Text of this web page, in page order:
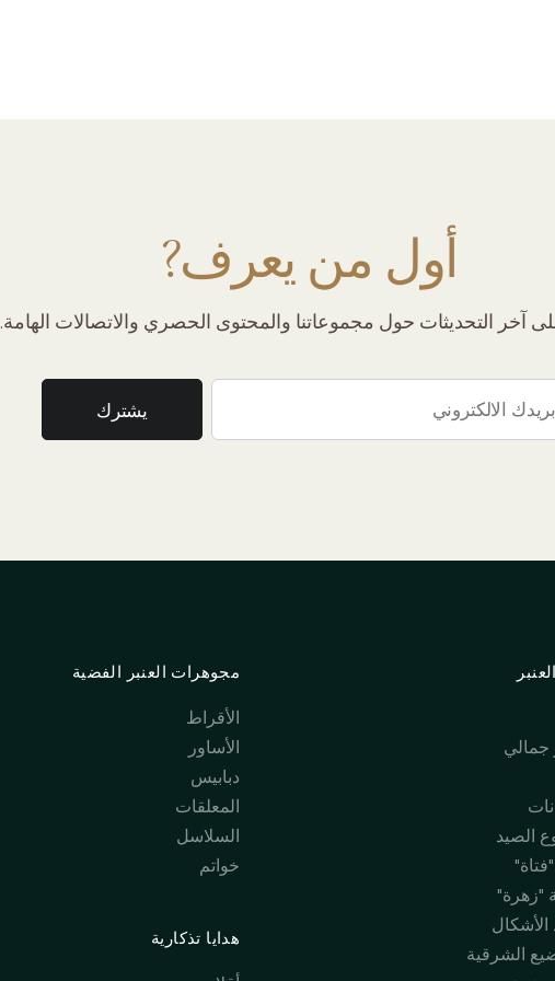
أول من يعرف?
آخر التحديثات حول مجموعاتنا والمحتوى الحصري والاتصالات الهامة.
الصيد
"زهرة"
الأشكال
الشرقية
مجوهرات العنبر الفضية
الأقراط
الأساور
دبابيس
المعلقات
السلاسل
خواتم
هدايا تذكارية